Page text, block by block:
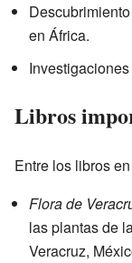
en África.
Libros
Entre los libros
Flora de
las plantas de
Veracruz,